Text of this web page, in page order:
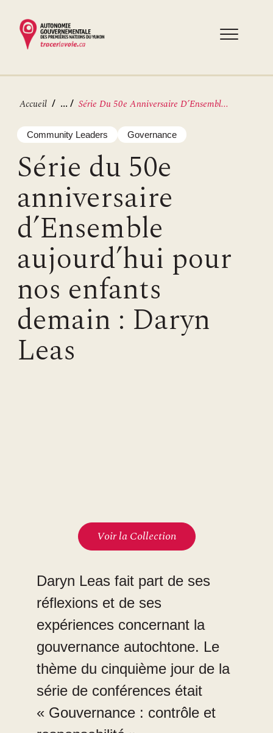
contenu
principal
Fil
d'Ariane
Accueil ... Série Du 50e Anniversaire D’Ensembl...
Community Leaders Governance
Série du 50e
anniversaire
d’Ensemble
aujourd’hui pour
nos enfants
demain : Daryn
Leas
Voir la Collection
Daryn Leas fait part de ses
réflexions et de ses
expériences concernant la
gouvernance autochtone. Le
thème du cinquième jour de la
série de conférences était
« Gouvernance : contrôle et